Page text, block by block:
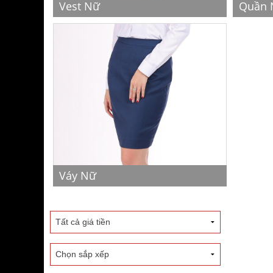
Vest Nữ Quần
Váy Nữ